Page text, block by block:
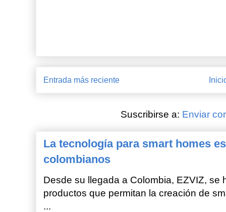
Entrada más reciente
Suscribirse a: Enviar
La tecnología para smart homes
colombianos
Desde su llegada a Colombia, EZVIZ, se
productos que permitan la creación de
...